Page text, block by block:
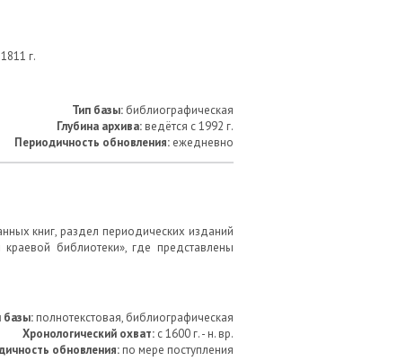
г.
Тип базы: библиографическая
Глубина архива: ведётся с 1992 г.
Периодичность обновления: ежедневно
книг, раздел периодических изданий
библиотеки», где представлены
базы: полнотекстовая, библиографическая
Хронологический охват: с 1600 г. - н. вр.
обновления: по мере поступления